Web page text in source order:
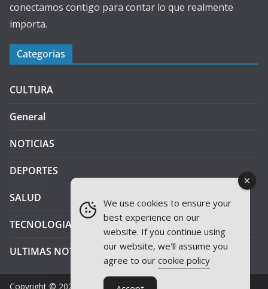
conectamos contigo para contar lo que realmente
importa.
Categorias
CULTURA
General
NOTICIAS
DEPORTES
SALUD
TECNOLOGIA
ULTIMAS NOTICIAS
Copyright © 2026 JAEN PLUS RADIO
We use cookies to ensure your
best experience on our
website. If you continue using
our website, we'll assume you
agree to our cookie policy